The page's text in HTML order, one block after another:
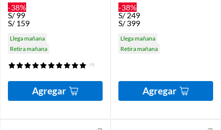
-38%
S/99
S/ 159
Llega mañana
Retira mañana
(4)
Agregar
-38%
S/249
S/ 399
Llega mañana
Retira mañana
Agregar